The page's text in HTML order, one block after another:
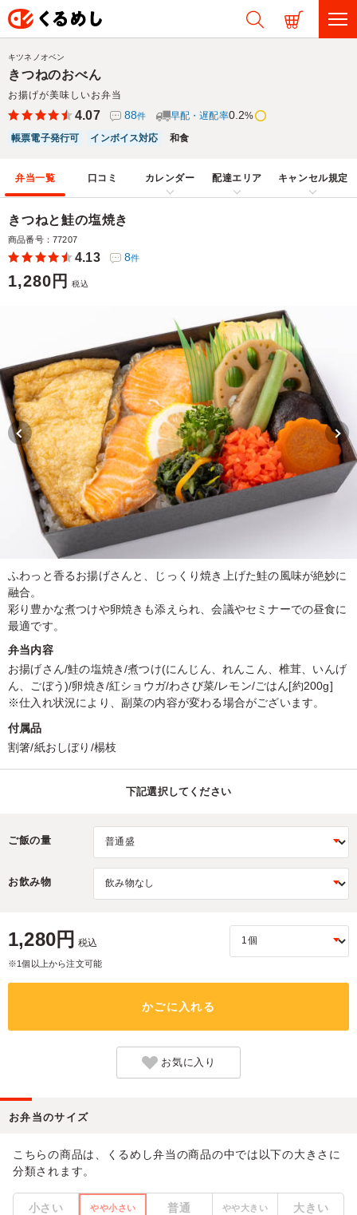
きつねのおべん
お揚げが美味しいお弁当
キツネノオベン
4.07 88件 早配・遅配率0.2%
帳票電子発行可
インボイス対応 和食
弁当一覧 口コミ カレンダー 配達エリア キャンセル規定
きつねと鮭の塩焼き
商品番号：77207
4.13 8件
1,280円 税込
ふわっと香るお揚げさんと、じっくり焼き上げた鮭の風味が絶妙に
融合。
彩り豊かな煮つけや卵焼きも添えられ、会議やセミナーでの昼食に
最適です。
弁当内容
お揚げさん/鮭の塩焼き/煮つけ(にんじん、れんこん、椎茸、いんげ
ん、ごぼう)/卵焼き/紅ショウガ/わさび菜/レモン/ごはん[約200g]
※仕入れ状況により、副菜の内容が変わる場合がございます。
付属品
割箸/紙おしぼり/楊枝
下記選択してください
ご飯の量
お飲み物
1,280円 税込
※1個以上から注文可能
かごに入れる
お気に入り
お弁当のサイズ
こちらの商品は、くるめし弁当の商品の中では以下の大きさに
分類されます。
小さい やや小さい 普通 やや大きい 大きい